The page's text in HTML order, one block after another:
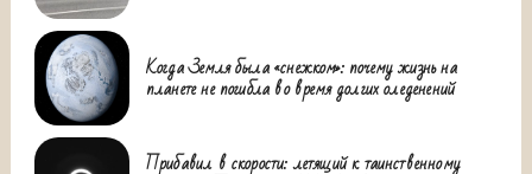
Когда Земля была «снежком»: почему жизнь на
планете не погибла во время долгих оледенений
Прибавил в скорости: летящий к таинственному